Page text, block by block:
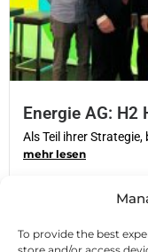
To provide the best
Energie AG: H2
Als Teil ihrer
mehr lesen